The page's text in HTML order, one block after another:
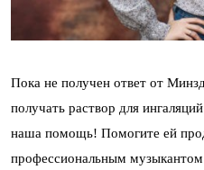
Пока не получен ответ от
получать раствор для
наша помощь! Помогите ей
профессиональным музыкантом